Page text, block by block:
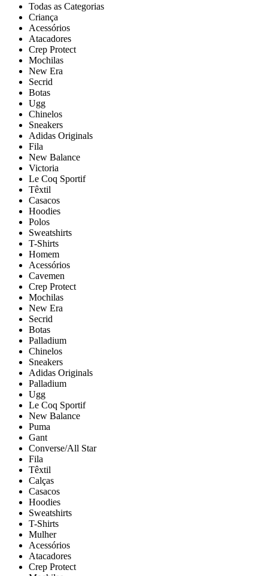
Todas as Categorias
Criança
Acessórios
Atacadores
Crep Protect
Mochilas
New Era
Secrid
Botas
Ugg
Chinelos
Sneakers
Adidas Originals
Fila
New Balance
Victoria
Le Coq Sportif
Têxtil
Casacos
Hoodies
Polos
Sweatshirts
T-Shirts
Homem
Acessórios
Cavemen
Crep Protect
Mochilas
New Era
Secrid
Botas
Palladium
Chinelos
Sneakers
Adidas Originals
Palladium
Ugg
Le Coq Sportif
New Balance
Puma
Gant
Converse/All Star
Fila
Têxtil
Calças
Casacos
Hoodies
Sweatshirts
T-Shirts
Mulher
Acessórios
Atacadores
Crep Protect